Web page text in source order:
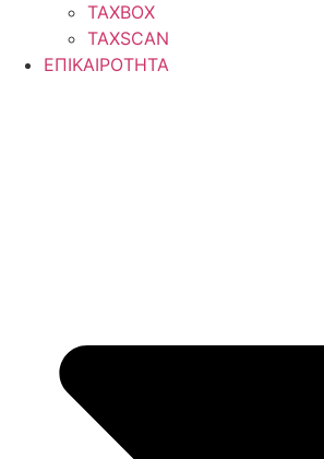
TAXBOX
TAXSCAN
ΕΠΙΚΑΙΡΟΤΗΤΑ